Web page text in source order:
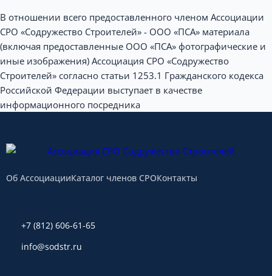
В отношении всего предоставленного членом Ассоциации
СРО «Содружество Строителей» - ООО «ПСА» материала
(включая предоставленные ООО «ПСА» фотографические и
иные изображения) Ассоциация СРО «Содружество
Строителей» согласно статьи 1253.1 Гражданского кодекса
Российской Федерации выступает в качестве
информационного посредника
Об АссоциацииКаталог членов СРОКонтакты
+7 (812) 606-61-65
info@sodstr.ru